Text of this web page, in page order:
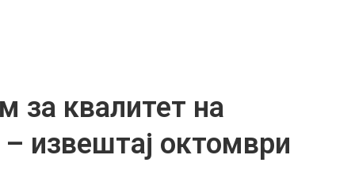
за квалитет на
извештај октомври